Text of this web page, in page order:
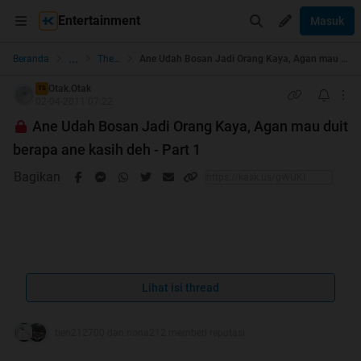
Entertainment Masuk
Beranda ... The Lounge
TS
Otak.Otak
Ane Udah Bosan Jadi Orang Kaya, Agan mau duit
berapa ane kasih deh - Part 1
Bagikan
comment yg kocak ===
Quote:
Lihat isi thread